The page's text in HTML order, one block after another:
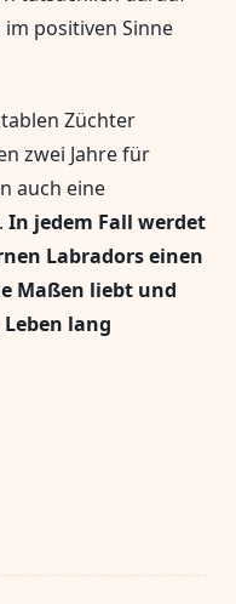
positiven Sinne
Züchter
zwei Jahre für
auch eine
In jedem Fall werdet
Labradors einen
Maßen liebt und
lang